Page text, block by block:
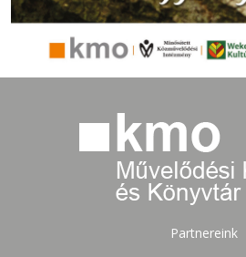
Partnereink